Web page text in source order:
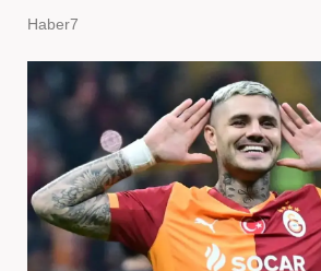
Haber7